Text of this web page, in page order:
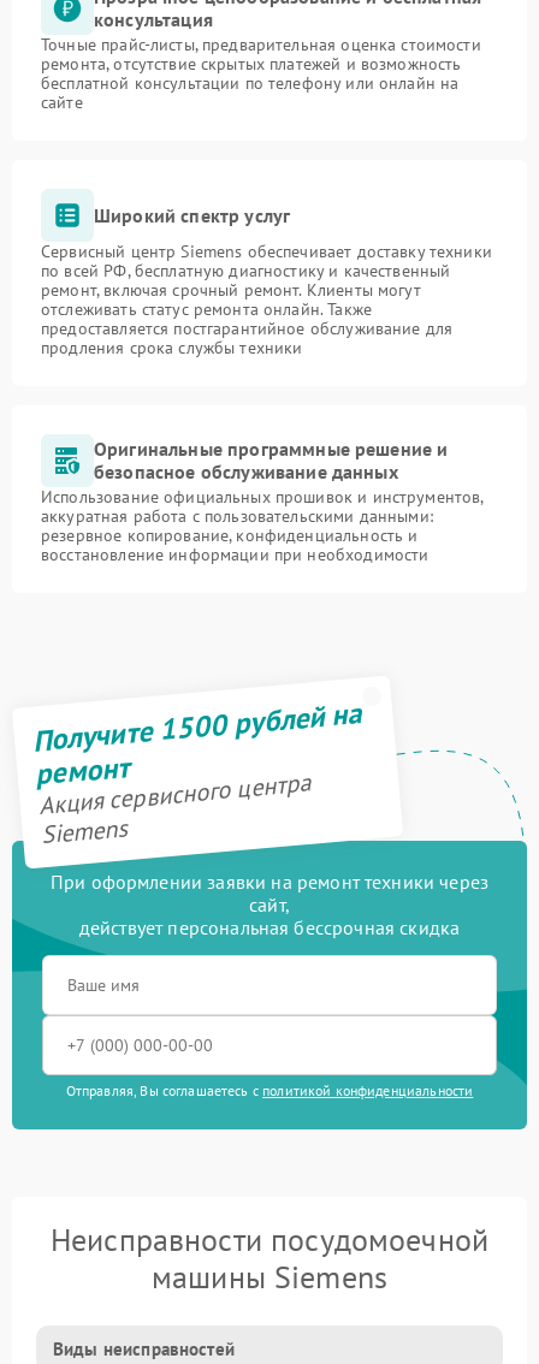
консультация
Точные прайс-листы, предварительная оценка стоимости
ремонта, отсутствие скрытых платежей и возможность
бесплатной консультации по телефону или онлайн на
сайте
Широкий спектр услуг
Сервисный центр Siemens обеспечивает доставку техники
по всей РФ, бесплатную диагностику и качественный
ремонт, включая срочный ремонт. Клиенты могут
отслеживать статус ремонта онлайн. Также
предоставляется постгарантийное обслуживание для
продления срока службы техники
Оригинальные программные решение и
безопасное обслуживание данных
Использование официальных прошивок и инструментов,
аккуратная работа с пользовательскими данными:
резервное копирование, конфиденциальность и
восстановление информации при необходимости
Получите 1500 рублей на
ремонт
Акция сервисного центра
Siemens
При оформлении заявки на ремонт техники через
сайт,
действует персональная бессрочная скидка
Отправляя, Вы соглашаетесь с политикой конфиденциальности
Неисправности посудомоечной
машины Siemens
Виды неисправностей